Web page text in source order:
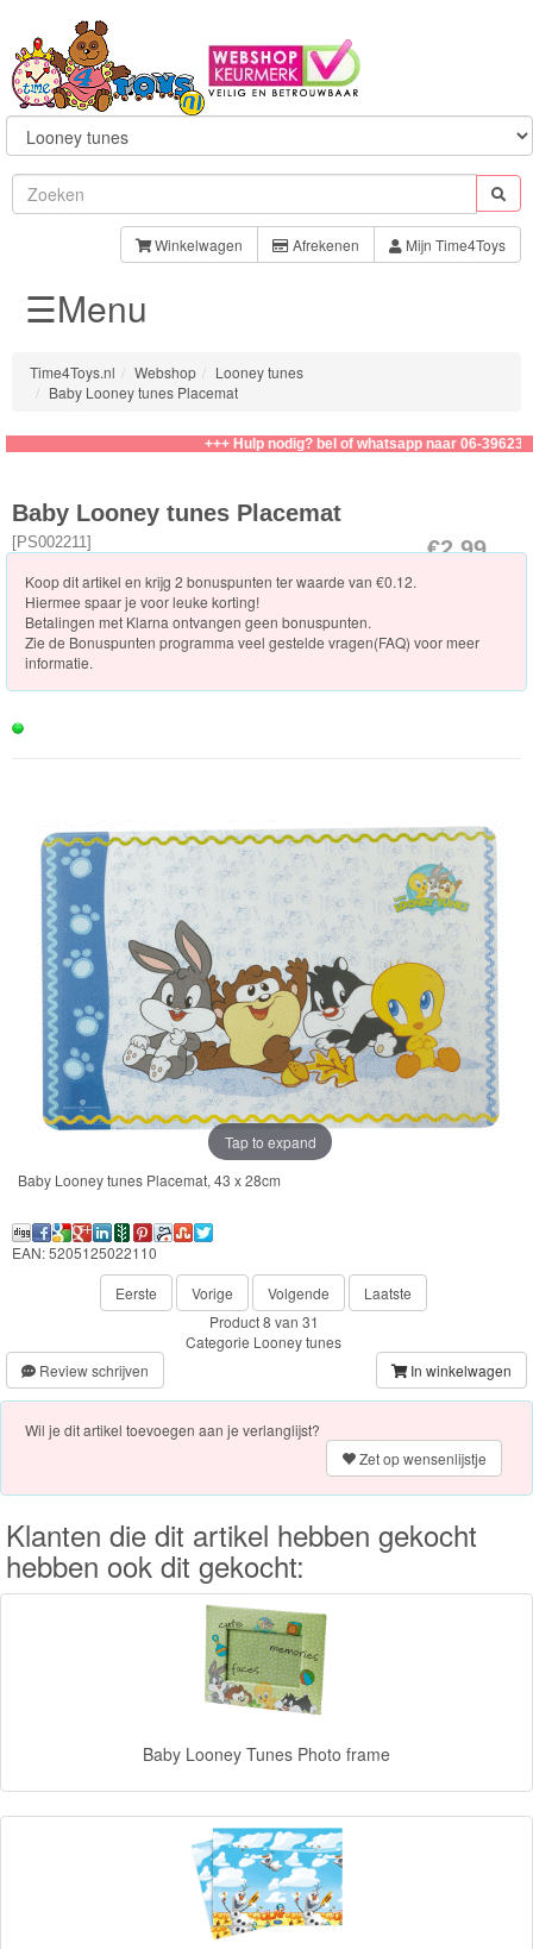
Winkelwagen Afrekenen Mijn Time4Toys
Sylvanian
Families
Aquabeads
Baby
Born
Baby
Knuffels
Schleich
Enchantimals
Shimmer
Dutch
PJ
Masks
Super
Mario
Frozen
Paw
Patrol
Fireman
Sam
Magische
Eenhoorn
Mickey
&
Puzzels
Avengers
☰Menu
Time4Toys.nl Webshop
Looney tunes
Baby Looney tunes Placemat
+++ Hulp nodig? bel of whatsapp naar 06-39623276
€2.99
Baby Looney tunes Placemat
[PS002211]
Koop dit artikel en krijg 2 bonuspunten ter waarde van €0.12.
Hiermee spaar je voor leuke korting!
Betalingen met Klarna ontvangen geen bonuspunten.
Zie de Bonuspunten programma veel gestelde vragen(FAQ) voor meer
informatie.
Tap to expand
Baby Looney tunes Placemat, 43 x 28cm
EAN: 5205125022110
Eerste
Vorige Volgende
Laatste
Product 8 van 31
Categorie Looney tunes
Review schrijven
In winkelwagen
Wil je dit artikel toevoegen aan je verlanglijst?
Zet op wensenlijstje
Klanten die dit artikel hebben gekocht
hebben ook dit gekocht:
Baby Looney Tunes Photo frame